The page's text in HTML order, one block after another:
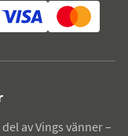
av Vings vänner –